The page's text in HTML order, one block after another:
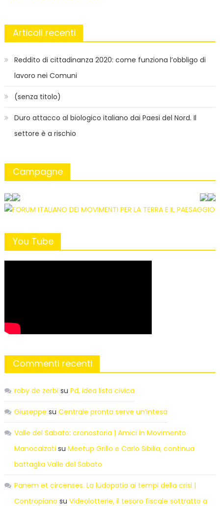
Articoli recenti
Reddito di cittadinanza 2020: come funziona l’obbligo di
lavoro nei Comuni
(senza titolo)
Duro attacco al biologico italiano dai Paesi del Nord. Il
settore è a rischio
Campagne
You Tube
Commenti recenti
roby de zerbi su Pd, idea lista civica
Giuseppe su Centrale pronta serve un’intesa
Valle del Sabato: cronostoria | Amici in Movimento
Manocalzati su Meetup Grillo e Carlo Sibilia, continua
battaglia Valle del Sabato
Panem et circenses. La ludopatia ai tempi della crisi |
Contropiano su Videolotterie, il tesoro fiscale sottratto a